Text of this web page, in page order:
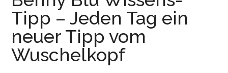
Tipp – Jeden Tag ein
neuer Tipp vom
Wuschelkopf